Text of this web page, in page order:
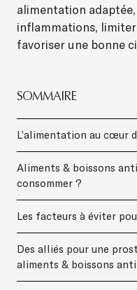
alimentation
inflammations,
favoriser une bonne
SOMMAIRE
L’alimentation au cœur
Aliments & boissons
consommer ?
Les facteurs à éviter
Des alliés pour une
aliments & boissons